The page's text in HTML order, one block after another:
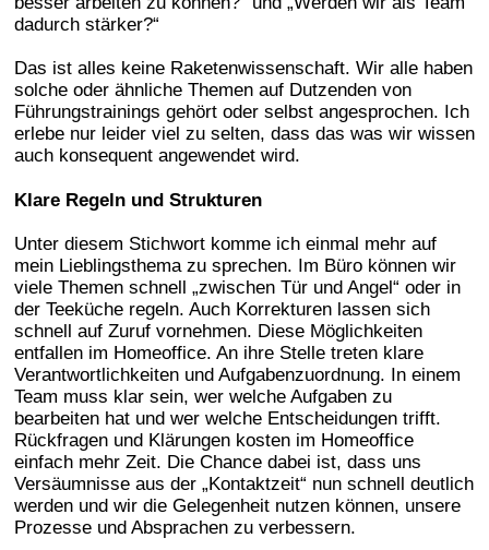
dadurch stärker?“
Das ist alles keine Raketenwissenschaft. Wir alle haben
solche oder ähnliche Themen auf Dutzenden von
Führungstrainings gehört oder selbst angesprochen. Ich
erlebe nur leider viel zu selten, dass das was wir wissen
auch konsequent angewendet wird.
Klare Regeln und Strukturen
Unter diesem Stichwort komme ich einmal mehr auf
mein Lieblingsthema zu sprechen. Im Büro können wir
viele Themen schnell „zwischen Tür und Angel“ oder in
der Teeküche regeln. Auch Korrekturen lassen sich
schnell auf Zuruf vornehmen. Diese Möglichkeiten
entfallen im Homeoffice. An ihre Stelle treten klare
Verantwortlichkeiten und Aufgabenzuordnung. In einem
Team muss klar sein, wer welche Aufgaben zu
bearbeiten hat und wer welche Entscheidungen trifft.
Rückfragen und Klärungen kosten im Homeoffice
einfach mehr Zeit. Die Chance dabei ist, dass uns
Versäumnisse aus der „Kontaktzeit“ nun schnell deutlich
werden und wir die Gelegenheit nutzen können, unsere
Prozesse und Absprachen zu verbessern.